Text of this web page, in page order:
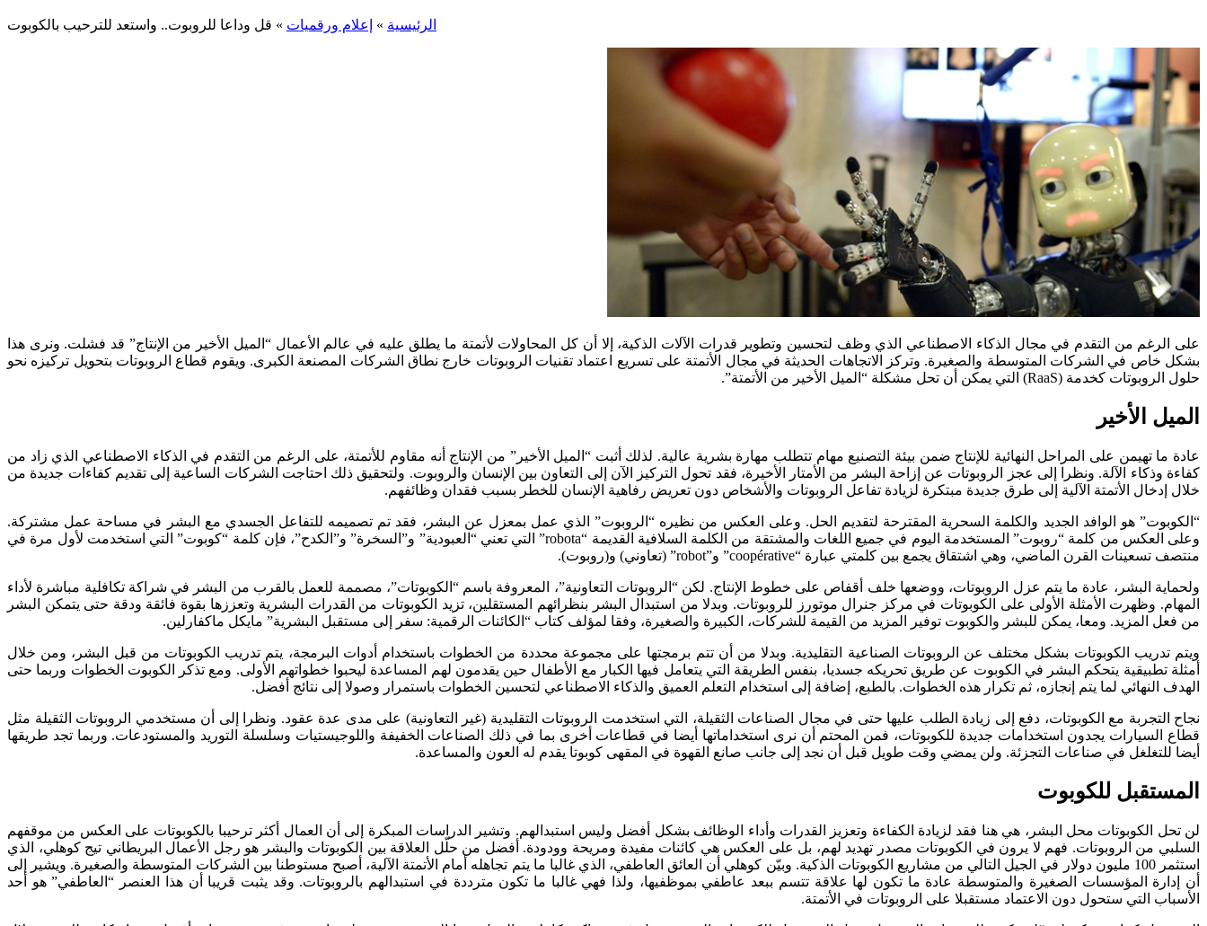
الرئيسية » إعلام ورقميات » قل وداعا للروبوت.. واستعد للترحيب بالكوبوت
على الرغم من التقدم في مجال الذكاء الاصطناعي الذي وظف لتحسين وتطوير قدرات الآلات الذكية، إلا أن كل المحاولات لأتمتة ما يطلق عليه في عالم الأعمال “الميل الأخير من الإنتاج” قد فشلت. ونرى هذا
بشكل خاص في الشركات المتوسطة والصغيرة. وتركز الاتجاهات الحديثة في مجال الأتمتة على تسريع اعتماد تقنيات الروبوتات خارج نطاق الشركات المصنعة الكبرى. ويقوم قطاع الروبوتات بتحويل تركيزه نحو
حلول الروبوتات كخدمة (RaaS) التي يمكن أن تحل مشكلة “الميل الأخير من الأتمتة”.
الميل الأخير
عادة ما تهيمن على المراحل النهائية للإنتاج ضمن بيئة التصنيع مهام تتطلب مهارة بشرية عالية. لذلك أثبت “الميل الأخير” من الإنتاج أنه مقاوم للأتمتة، على الرغم من التقدم في الذكاء الاصطناعي الذي زاد من
كفاءة وذكاء الآلة. ونظرا إلى عجز الروبوتات عن إزاحة البشر من الأمتار الأخيرة، فقد تحول التركيز الآن إلى التعاون بين الإنسان والروبوت. ولتحقيق ذلك احتاجت الشركات الساعية إلى تقديم كفاءات جديدة من
خلال إدخال الأتمتة الآلية إلى طرق جديدة مبتكرة لزيادة تفاعل الروبوتات والأشخاص دون تعريض رفاهية الإنسان للخطر بسبب فقدان وظائفهم.
“الكوبوت” هو الوافد الجديد والكلمة السحرية المقترحة لتقديم الحل. وعلى العكس من نظيره “الروبوت” الذي عمل بمعزل عن البشر، فقد تم تصميمه للتفاعل الجسدي مع البشر في مساحة عمل مشتركة.
وعلى العكس من كلمة “روبوت” المستخدمة اليوم في جميع اللغات والمشتقة من الكلمة السلافية القديمة “robota” التي تعني “العبودية” و”السخرة” و”الكدح”، فإن كلمة “كوبوت” التي استخدمت لأول مرة في
منتصف تسعينات القرن الماضي، وهي اشتقاق يجمع بين كلمتي عبارة “coopérative” و”robot” (تعاوني) و(روبوت).
ولحماية البشر، عادة ما يتم عزل الروبوتات، ووضعها خلف أقفاص على خطوط الإنتاج. لكن “الروبوتات التعاونية”، المعروفة باسم “الكوبوتات”، مصممة للعمل بالقرب من البشر في شراكة تكافلية مباشرة لأداء
المهام. وظهرت الأمثلة الأولى على الكوبوتات في مركز جنرال موتورز للروبوتات. وبدلا من استبدال البشر بنظرائهم المستقلين، تزيد الكوبوتات من القدرات البشرية وتعززها بقوة فائقة ودقة حتى يتمكن البشر
من فعل المزيد. ومعا، يمكن للبشر والكوبوت توفير المزيد من القيمة للشركات، الكبيرة والصغيرة، وفقا لمؤلف كتاب “الكائنات الرقمية: سفر إلى مستقبل البشرية” مايكل ماكفارلين.
ويتم تدريب الكوبوتات بشكل مختلف عن الروبوتات الصناعية التقليدية. وبدلا من أن تتم برمجتها على مجموعة محددة من الخطوات باستخدام أدوات البرمجة، يتم تدريب الكوبوتات من قبل البشر، ومن خلال
أمثلة تطبيقية يتحكم البشر في الكوبوت عن طريق تحريكه جسديا، بنفس الطريقة التي يتعامل فيها الكبار مع الأطفال حين يقدمون لهم المساعدة ليحبوا خطواتهم الأولى. ومع تذكر الكوبوت الخطوات وربما حتى
الهدف النهائي لما يتم إنجازه، ثم تكرار هذه الخطوات. بالطبع، إضافة إلى استخدام التعلم العميق والذكاء الاصطناعي لتحسين الخطوات باستمرار وصولا إلى نتائج أفضل.
نجاح التجربة مع الكوبوتات، دفع إلى زيادة الطلب عليها حتى في مجال الصناعات الثقيلة، التي استخدمت الروبوتات التقليدية (غير التعاونية) على مدى عدة عقود. ونظرا إلى أن مستخدمي الروبوتات الثقيلة مثل
قطاع السيارات يجدون استخدامات جديدة للكوبوتات، فمن المحتم أن نرى استخداماتها أيضا في قطاعات أخرى بما في ذلك الصناعات الخفيفة واللوجيستيات وسلسلة التوريد والمستودعات. وربما تجد طريقها
أيضا للتغلغل في صناعات التجزئة. ولن يمضي وقت طويل قبل أن نجد إلى جانب صانع القهوة في المقهى كوبوتا يقدم له العون والمساعدة.
المستقبل للكوبوت
لن تحل الكوبوتات محل البشر، هي هنا فقد لزيادة الكفاءة وتعزيز القدرات وأداء الوظائف بشكل أفضل وليس استبدالهم. وتشير الدراسات المبكرة إلى أن العمال أكثر ترحيبا بالكوبوتات على العكس من موقفهم
السلبي من الروبوتات. فهم لا يرون في الكوبوتات مصدر تهديد لهم، بل على العكس هي كائنات مفيدة ومريحة وودودة. أفضل من حلّل العلاقة بين الكوبوتات والبشر هو رجل الأعمال البريطاني تيج كوهلي، الذي
استثمر 100 مليون دولار في الجيل التالي من مشاريع الكوبوتات الذكية. وبيّن كوهلي أن العائق العاطفي، الذي غالبا ما يتم تجاهله أمام الأتمتة الآلية، أصبح مستوطنا بين الشركات المتوسطة والصغيرة. ويشير إلى
أن إدارة المؤسسات الصغيرة والمتوسطة عادة ما تكون لها علاقة تتسم ببعد عاطفي بموظفيها، ولذا فهي غالبا ما تكون مترددة في استبدالهم بالروبوتات. وقد يثبت قريبا أن هذا العنصر “العاطفي” هو أحد
الأسباب التي ستحول دون الاعتماد مستقبلا على الروبوتات في الأتمتة.